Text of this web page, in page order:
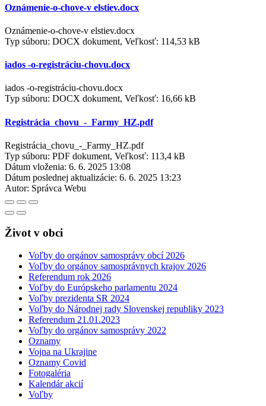
Oznámenie-o-chove-v elstiev.docx
Oznámenie-o-chove-v elstiev.docx
Typ súboru: DOCX dokument, Veľkosť: 114,53 kB
iados -o-registráciu-chovu.docx
iados -o-registráciu-chovu.docx
Typ súboru: DOCX dokument, Veľkosť: 16,66 kB
Registrácia_chovu_-_Farmy_HZ.pdf
Registrácia_chovu_-_Farmy_HZ.pdf
Typ súboru: PDF dokument, Veľkosť: 113,4 kB
Dátum vloženia: 6. 6. 2025 13:08
Dátum poslednej aktualizácie: 6. 6. 2025 13:23
Autor: Správca Webu
Život v obci
Voľby do orgánov samosprávy obcí 2026
Voľby do orgánov samosprávnych krajov 2026
Referendum rok 2026
Voľby do Európskeho parlamentu 2024
Voľby prezidenta SR 2024
Voľby do Národnej rady Slovenskej republiky 2023
Referendum 21.01.2023
Voľby do orgánov samosprávy 2022
Oznamy
Vojna na Ukrajine
Oznamy Covid
Fotogaléria
Kalendár akcií
Voľby